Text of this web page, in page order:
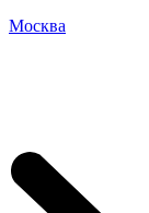
Москва